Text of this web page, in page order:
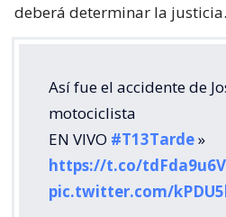
deberá determinar la justicia.
Así fue el accidente de
motociclista
EN VIVO #T13Tarde»
https://t.co/
pic.twitter.com/